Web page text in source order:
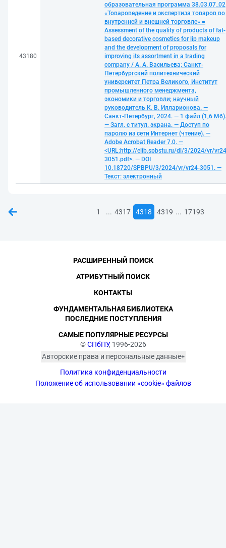
43180
образовательная программа 38.03.07_02
«Товароведение и экспертиза товаров во
внутренней и внешней торговле» =
Assessment of the quality of products of fat-
based decorative cosmetics for lip makeup
and the development of proposals for
improving its assortment in a trading
company / А. А. Васильева; Санкт-
Петербургский политехнический
университет Петра Великого, Институт
промышленного менеджмента,
экономики и торговли; научный
руководитель К. В. Илларионова. —
Санкт-Петербург, 2024. — 1 файл (1,6 Мб).
— Загл. с титул. экрана. — Доступ по
паролю из сети Интернет (чтение). —
Adobe Acrobat Reader 7.0. —
<URL:http://elib.spbstu.ru/dl/3/2024/vr/
3051.pdf>. — DOI
10.18720/SPBPU/3/2024/vr/vr24-3051. —
Текст: электронный
1 ... 4317 4318 4319 ... 17193
©СПбПУ, 1996-2026
Авторские права и персональные данные
изображённых лиц в соответствии
с требованиями законодательства
Политика конфиденциальности
Положение об использовании «cookie» файлов
РАСШИРЕННЫЙ ПОИСК
АТРИБУТНЫЙ ПОИСК
КОНТАКТЫ
ФУНДАМЕНТАЛЬНАЯ БИБЛИОТЕКА
ПОСЛЕДНИЕ ПОСТУПЛЕНИЯ
САМЫЕ ПОПУЛЯРНЫЕ РЕСУРСЫ